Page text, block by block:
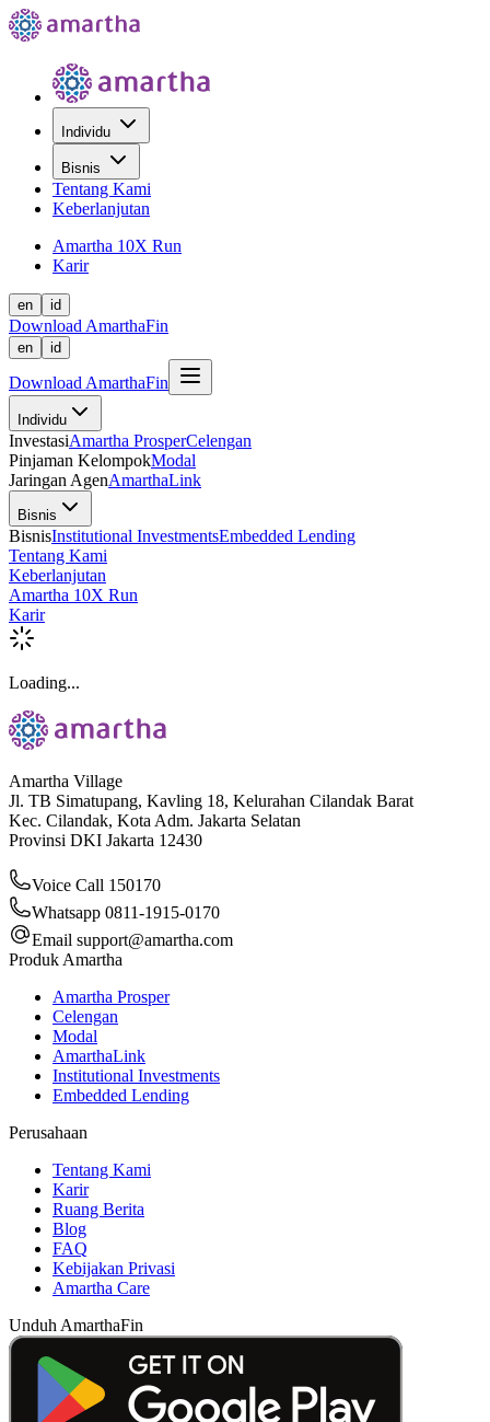
Individu
Bisnis
Tentang Kami
Keberlanjutan
Amartha 10X Run
Karir
en id
Download AmarthaFin
en id
Download AmarthaFin
Individu
InvestasiAmartha ProsperCelengan
Pinjaman KelompokModal
Jaringan AgenAmarthaLink
Bisnis
BisnisInstitutional InvestmentsEmbedded Lending
Tentang Kami
Keberlanjutan
Amartha 10X Run
Karir
Loading...
Amartha Village
Jl. TB Simatupang, Kavling 18, Kelurahan Cilandak Barat
Kec. Cilandak, Kota Adm. Jakarta Selatan
Provinsi DKI Jakarta 12430
Voice Call 150170
Whatsapp 0811-1915-0170
Email support@amartha.com
Produk Amartha
Amartha Prosper
Celengan
Modal
AmarthaLink
Institutional Investments
Embedded Lending
Perusahaan
Tentang Kami
Karir
Ruang Berita
Blog
FAQ
Kebijakan Privasi
Amartha Care
Unduh AmarthaFin